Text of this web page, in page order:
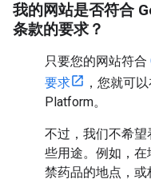
我的网站是否符合
条款的要求？
只要您的网站符合
要求
，您就可
Platform。
不过，我们不希
些用途。例如，
禁药品的地点，